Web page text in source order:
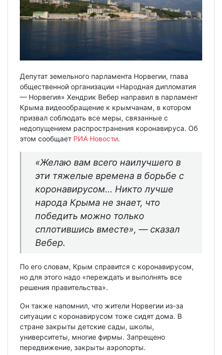
Депутат земельного парламента Норвегии, глава
общественной организации «Народная дипломатия
— Норвегия» Хендрик Вебер направил в парламент
Крыма видеообращение к крымчанам, в котором
призвал соблюдать все меры, связанные с
недопущением распространения коронавируса. Об
этом сообщает РИА Новости.
«Желаю вам всего наилучшего в
эти тяжелые времена в борьбе с
коронавирусом… Никто лучше
народа Крыма не знает, что
победить можно только
сплотившись вместе», — сказал
Вебер.
По его словам, Крым справится с коронавирусом,
но для этого надо «переждать и выполнять все
решения правительства».
Он также напомнил, что жители Норвегии из-за
ситуации с коронавирусом тоже сидят дома. В
стране закрыты детские сады, школы,
университеты, многие фирмы. Запрещено
передвижение, закрыты аэропорты.